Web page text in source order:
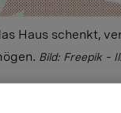
Haus schenkt,
Bild: Freepik –